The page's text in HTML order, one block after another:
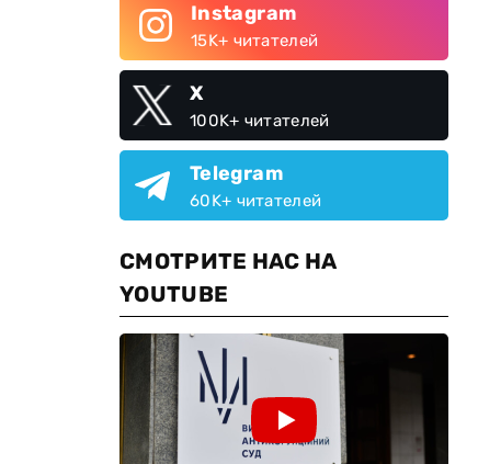
Instagram
15K+ читателей
X
100K+ читателей
Telegram
60K+ читателей
СМОТРИТЕ НАС НА
YOUTUBE